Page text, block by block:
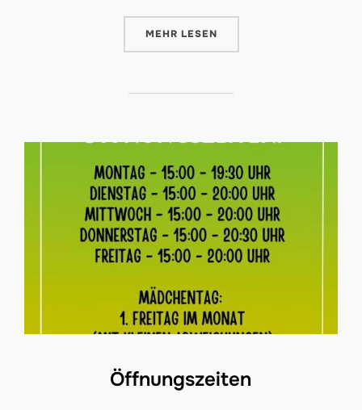
MEHR ÜBER „STARTSEITE“
LESEN
Öffnungszeiten